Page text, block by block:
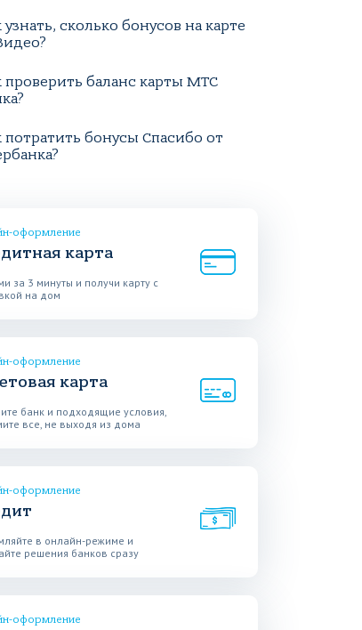
узнать, сколько бонусов на карте
проверить баланс карты МТС
потратить бонусы Спасибо от
оформление
карта
за 3 минуты и получи карту с
на дом
оформление
карта
банк и подходящие условия,
все, не выходя из дома
оформление
в онлайн-режиме и
решения банков сразу
оформление